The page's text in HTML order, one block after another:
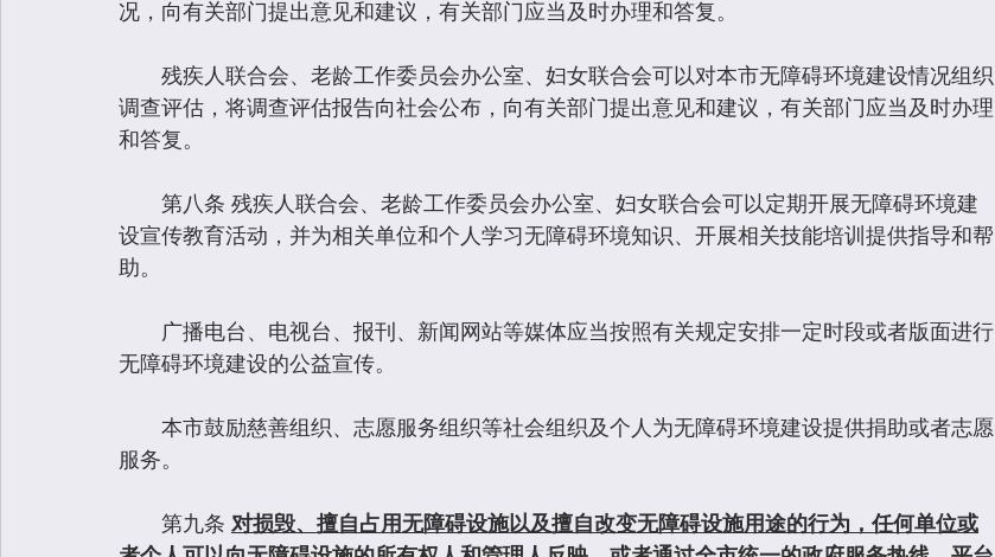
况，向有关部门提出意见和建议，有关部门应当及时办理和答复。
残疾人联合会、老龄工作委员会办公室、妇女联合会可以对本市无障碍环境建设情况组织
调查评估，将调查评估报告向社会公布，向有关部门提出意见和建议，有关部门应当及时办理
和答复。
第八条 残疾人联合会、老龄工作委员会办公室、妇女联合会可以定期开展无障碍环境建
设宣传教育活动，并为相关单位和个人学习无障碍环境知识、开展相关技能培训提供指导和帮
助。
广播电台、电视台、报刊、新闻网站等媒体应当按照有关规定安排一定时段或者版面进行
无障碍环境建设的公益宣传。
本市鼓励慈善组织、志愿服务组织等社会组织及个人为无障碍环境建设提供捐助或者志愿
服务。
第九条 对损毁、擅自占用无障碍设施以及擅自改变无障碍设施用途的行为，任何单位或